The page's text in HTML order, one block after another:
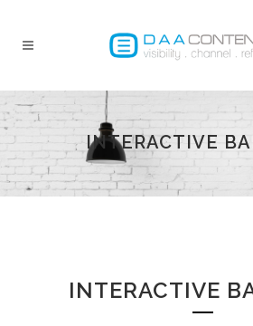
INTERACTIVE
INTERACTIVE